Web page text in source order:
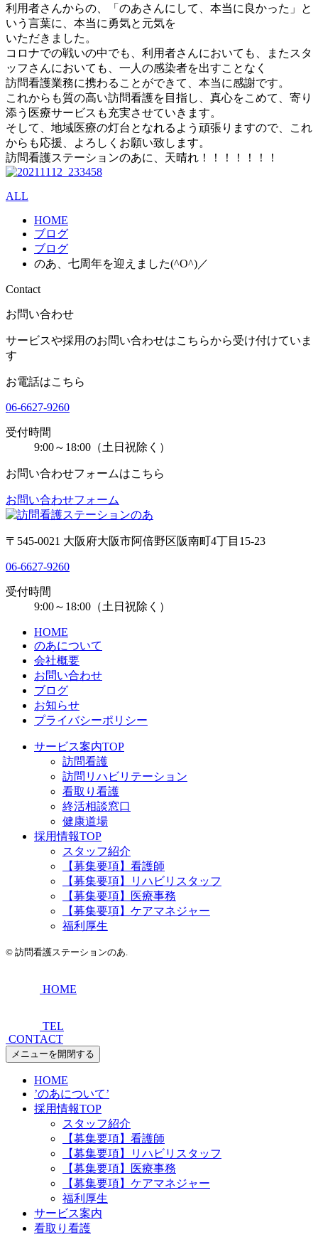
利用者さんからの、「のあさんにして、本当に良かった」と
いう言葉に、本当に勇気と元気を
いただきました。
コロナでの戦いの中でも、利用者さんにおいても、またスタ
ッフさんにおいても、一人の感染者を出すことなく
訪問看護業務に携わることができて、本当に感謝です。
これからも質の高い訪問看護を目指し、真心をこめて、寄り
添う医療サービスも充実させていきます。
そして、地域医療の灯台となれるよう頑張りますので、これ
からも応援、よろしくお願い致します。
訪問看護ステーションのあに、天晴れ！！！！！！！
ALL
HOME
ブログ
ブログ
のあ、七周年を迎えました(^O^)／
Contact
お問い合わせ
サービスや採用のお問い合わせはこちらから受け付けていま
す
お電話はこちら
06-6627-9260
受付時間
9:00～18:00（土日祝除く）
お問い合わせフォームはこちら
お問い合わせフォーム
〒545-0021 大阪府大阪市阿倍野区阪南町4丁目15-23
06-6627-9260
受付時間
9:00～18:00（土日祝除く）
HOME
のあについて
会社概要
お問い合わせ
ブログ
お知らせ
プライバシーポリシー
サービス案内TOP
訪問看護
訪問リハビリテーション
看取り看護
終活相談窓口
健康道場
採用情報TOP
スタッフ紹介
【募集要項】看護師
【募集要項】リハビリスタッフ
【募集要項】医療事務
【募集要項】ケアマネジャー
福利厚生
© 訪問看護ステーションのあ.
HOME
TEL
CONTACT
メニューを開閉する
HOME
’のあについて’
採用情報TOP
スタッフ紹介
【募集要項】看護師
【募集要項】リハビリスタッフ
【募集要項】医療事務
【募集要項】ケアマネジャー
福利厚生
サービス案内
看取り看護